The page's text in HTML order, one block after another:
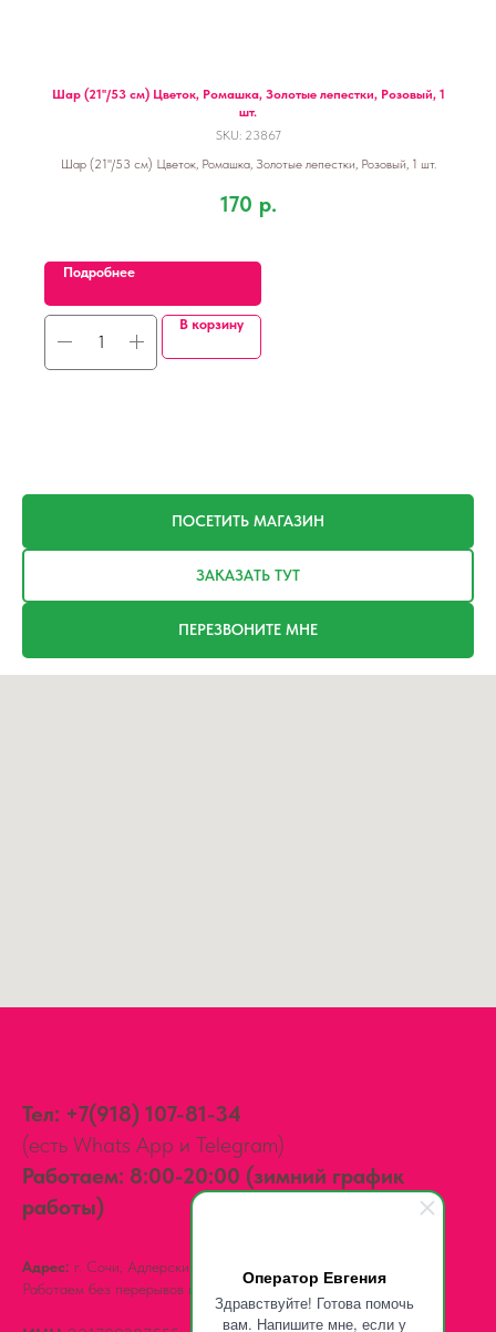
Оператор Евгения
Здравствуйте! Готова помочь
вам. Напишите мне, если у
Шар (21''/53 см) Цветок, Ромашка, Золотые лепестки, Розовый, 1
шт.
SKU: 23867
Шар (21''/53 см) Цветок, Ромашка, Золотые лепестки, Розовый, 1 шт.
170 р.
Подробнее
В корзину
ПОСЕТИТЬ МАГАЗИН
ЗАКАЗАТЬ ТУТ
ПЕРЕЗВОНИТЕ МНЕ
Тел: +7(918) 107-81-34
(есть Whats App и Telegram)
Работаем: 8:00-20:00 (зимний график
работы)
Адрес: г. Сочи, Адлерский район,
Работаем без перерывов и выходных.